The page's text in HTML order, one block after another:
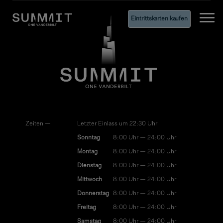
Eintrittskarten kaufen
Zeiten — Letzter Einlass um 22:30 Uhr
Sonntag 8:00 Uhr — 24:00 Uhr
Montag 8:00 Uhr — 24:00 Uhr
Dienstag 8:00 Uhr — 24:00 Uhr
Mittwoch 8:00 Uhr — 24:00 Uhr
Donnerstag 8:00 Uhr — 24:00 Uhr
Freitag 8:00 Uhr — 24:00 Uhr
Samstag 8:00 Uhr — 24:00 Uhr